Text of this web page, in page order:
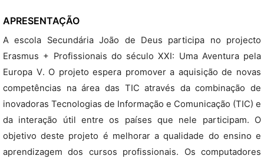
APRESENTAÇÃO
A escola Secundária João de Deus participa no projecto
Erasmus + Profissionais do século XXI: Uma Aventura pela
Europa V. O projeto espera promover a aquisição de novas
competências na área das TIC através da combinação de
inovadoras Tecnologias de Informação e Comunicação (TIC) e
da interação útil entre os países que nele participam. O
objetivo deste projeto é melhorar a qualidade do ensino e
aprendizagem dos cursos profissionais. Os computadores